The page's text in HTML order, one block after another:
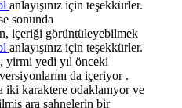
anlayışınız için teşekkürler.
sonunda
içeriği görüntüleyebilmek
anlayışınız için teşekkürler.
yirmi yedi yıl önceki
da içeriyor .
karaktere odaklanıyor ve
ara sahnelerin bir